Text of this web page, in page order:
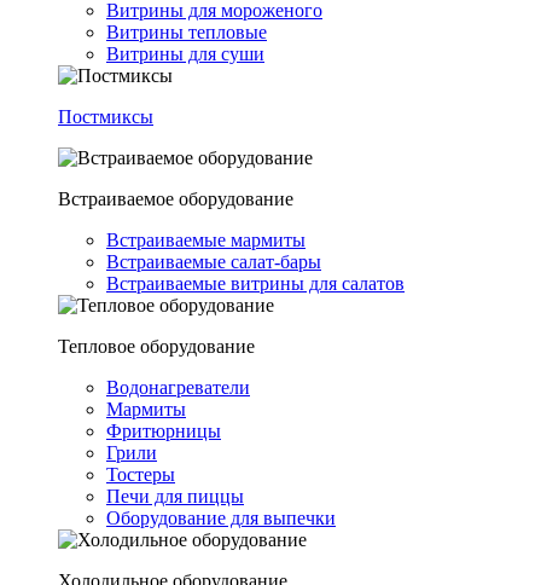
Витрины для мороженого
Витрины тепловые
Витрины для суши
Постмиксы
Встраиваемое оборудование
Встраиваемые мармиты
Встраиваемые салат-бары
Встраиваемые витрины для салатов
Тепловое оборудование
Водонагреватели
Мармиты
Фритюрницы
Грили
Тостеры
Печи для пиццы
Оборудование для выпечки
Холодильное оборудование